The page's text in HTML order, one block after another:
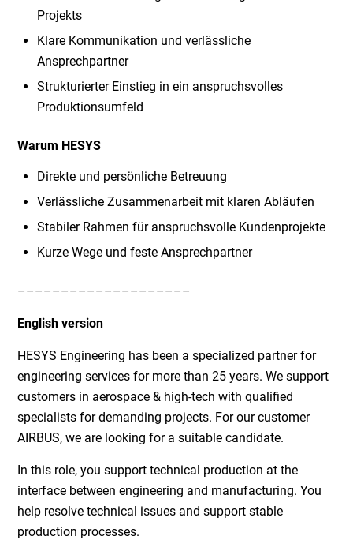
Projekts
Klare Kommunikation und verlässliche
Ansprechpartner
Strukturierter Einstieg in ein anspruchsvolles
Produktionsumfeld
Warum HESYS
Direkte und persönliche Betreuung
Verlässliche Zusammenarbeit mit klaren Abläufen
Stabiler Rahmen für anspruchsvolle Kundenprojekte
Kurze Wege und feste Ansprechpartner
––––––––––––––––––––
English version
HESYS Engineering has been a specialized partner for
engineering services for more than 25 years. We support
customers in aerospace & high-tech with qualified
specialists for demanding projects. For our customer
AIRBUS, we are looking for a suitable candidate.
In this role, you support technical production at the
interface between engineering and manufacturing. You
help resolve technical issues and support stable
production processes.